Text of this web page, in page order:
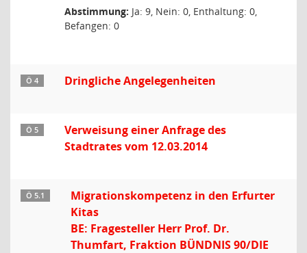
Abstimmung: Ja: 9, Nein: 0, Enthaltung: 0,
Befangen: 0
Ö 4 Dringliche Angelegenheiten
Ö 5
Verweisung einer Anfrage des
Stadtrates vom 12.03.2014
Ö 5.1
Migrationskompetenz in den Erfurter
Kitas
BE: Fragesteller Herr Prof. Dr.
Thumfart, Fraktion BÜNDNIS 90/DIE